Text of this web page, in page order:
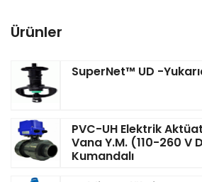
Ürünler
SuperNet™ UD -
PVC-UH Elektrik
Vana Y.M. (110-260 V
Kumandalı